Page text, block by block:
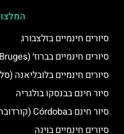
סיורים חינמיים בזלצבורג
סיורים חינמיים בברוז׳ (Bruges) בלגיה
סיורים חינמיים בלובליאנה
סיור חינם בבנסקו בולגריה
סיור חינם בCórdoba (קורדובה) בארגנטינה
סיורים חינמיים בוינה